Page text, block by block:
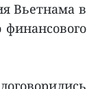
Вьетнама в